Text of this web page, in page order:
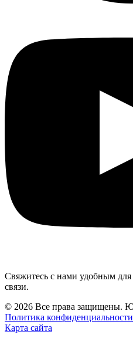
Свяжитесь с нами удобным
связи.
© 2026 Все права защищены.
Политика конфиденциальности
Карта сайта